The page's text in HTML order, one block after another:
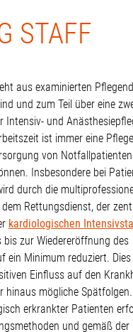
STAFF
aus examinierten
und zum Teil über eine
Intensiv- und
ist immer eine
von
Insbesondere bei
durch die
Rettungsdienst, der
kardiologischen
bis zur Wiedereröffnung des
ein Minimum reduziert.
Einfluss auf den
hinaus mögliche
erkrankter Patienten
und gemäß der